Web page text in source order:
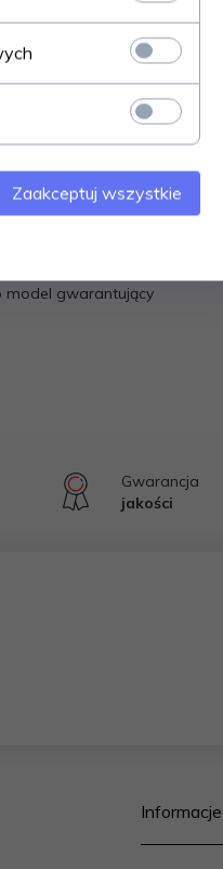
model gwarantujący
Gwarancja
jakości
Informacje
Zaakceptuj wszystkie